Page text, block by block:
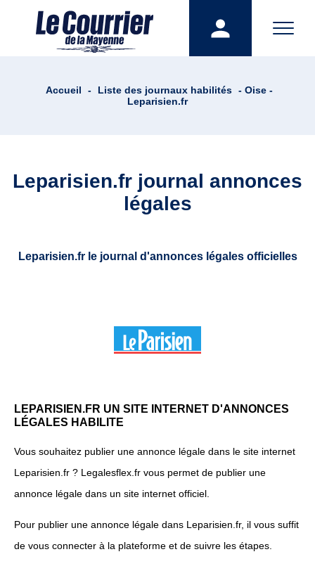
Accueil - Liste des journaux habilités - Oise -
Leparisien.fr
Leparisien.fr journal annonces
légales
Leparisien.fr le journal d'annonces légales officielles
LEPARISIEN.FR UN SITE INTERNET D'ANNONCES
LÉGALES HABILITE
Vous souhaitez publier une annonce légale dans le site internet
Leparisien.fr ? Legalesflex.fr vous permet de publier une
annonce légale dans un site internet officiel.
Pour publier une annonce légale dans Leparisien.fr, il vous suffit
de vous connecter à la plateforme et de suivre les étapes.